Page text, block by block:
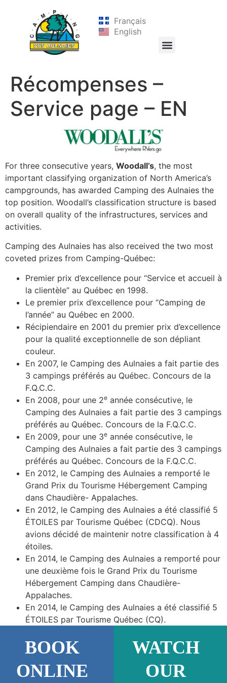
Français
English
Récompenses –
Service page – EN
For three consecutive years, Woodall’s, the most
important classifying organization of North America’s
campgrounds, has awarded Camping des Aulnaies the
top position. Woodall’s classification structure is based
on overall quality of the infrastructures, services and
activities.
Camping des Aulnaies has also received the two most
coveted prizes from Camping-Québec:
Premier prix d’excellence pour “Service et accueil à
la clientèle” au Québec en 1998.
Le premier prix d’excellence pour “Camping de
l’année” au Québec en 2000.
Récipiendaire en 2001 du premier prix d’excellence
pour la qualité exceptionnelle de son dépliant
couleur.
En 2007, le Camping des Aulnaies a fait partie des
3 campings préférés au Québec. Concours de la
F.Q.C.C.
En 2008, pour une 2e année consécutive, le
Camping des Aulnaies a fait partie des 3 campings
préférés au Québec. Concours de la F.Q.C.C.
En 2009, pour une 3e année consécutive, le
Camping des Aulnaies a fait partie des 3 campings
préférés au Québec. Concours de la F.Q.C.C.
En 2012, le Camping des Aulnaies a remporté le
Grand Prix du Tourisme Hébergement Camping
dans Chaudière- Appalaches.
En 2012, le Camping des Aulnaies a été classifié 5
ÉTOILES par Tourisme Québec (CDCQ). Nous
avions décidé de maintenir notre classification à 4
étoiles.
En 2014, le Camping des Aulnaies a remporté pour
une deuxième fois le Grand Prix du Tourisme
Hébergement Camping dans Chaudière-
Appalaches.
En 2014, le Camping des Aulnaies a été classifié 5
ÉTOILES par Tourisme Québec (CQ).
BOOK
ONLINE
WATCH
OUR